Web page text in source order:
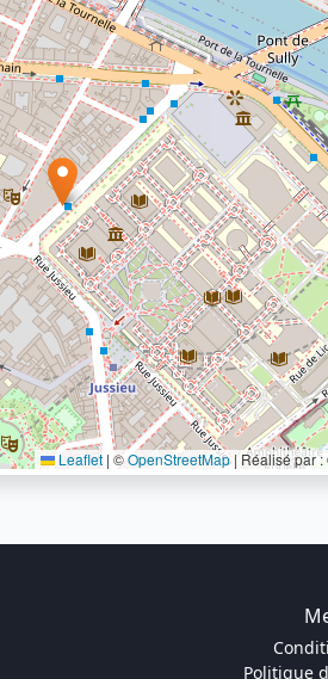
Leaflet | ©OpenStreetMap| Réalisé par :
Politique